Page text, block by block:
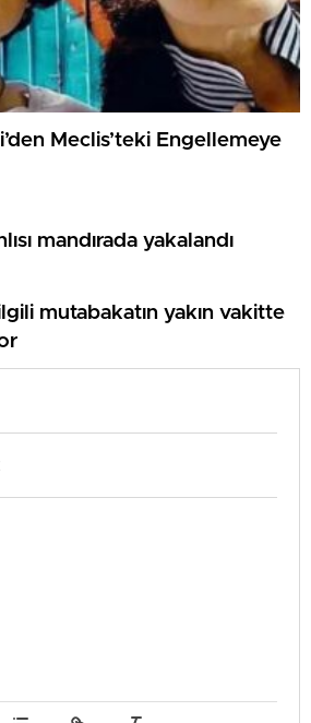
Meclis’teki Engellemeye
mandırada yakalandı
mutabakatın yakın vakitte